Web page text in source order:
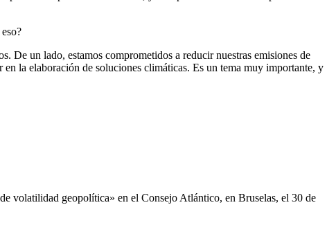
De un lado, estamos comprometidos a reducir nuestras emisiones de
la elaboración de soluciones climáticas. Es un tema muy importante, y
volatilidad geopolítica» en el Consejo Atlántico, en Bruselas, el 30 de